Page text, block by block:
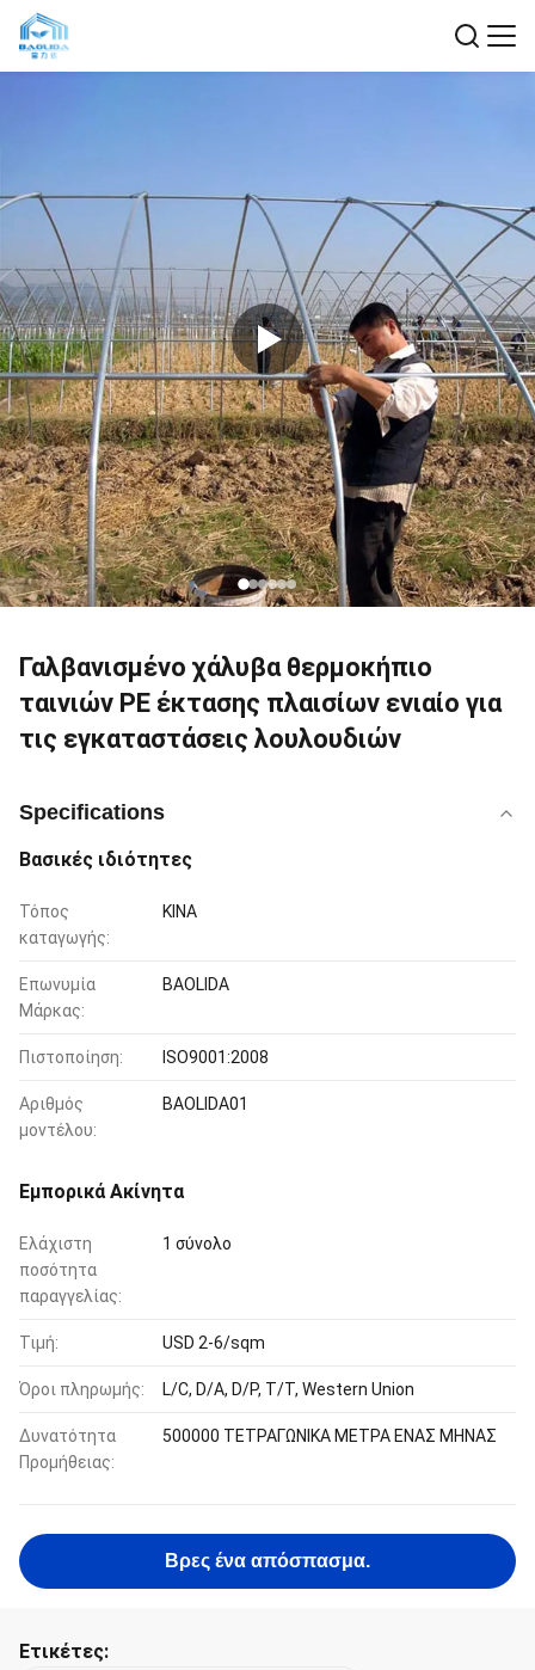
Γαλβανισμένο χάλυβα θερμοκήπιο
ταινιών PE έκτασης πλαισίων ενιαίο για
τις εγκαταστάσεις λουλουδιών
Specifications
Βασικές ιδιότητες
Τόπος
καταγωγής:
ΚΙΝΑ
Επωνυμία
Μάρκας:
BAOLIDA
Πιστοποίηση: ISO9001:2008
Αριθμός
μοντέλου:
BAOLIDA01
Εμπορικά Ακίνητα
Ελάχιστη
ποσότητα
παραγγελίας:
1 σύνολο
Τιμή: USD 2-6/sqm
Όροι πληρωμής: L/C, D/A, D/P, T/T, Western Union
Δυνατότητα
Προμήθειας:
500000 ΤΕΤΡΑΓΩΝΙΚΑ ΜΕΤΡΑ ΕΝΑΣ ΜΗΝΑΣ
Βρες ένα απόσπασμα.
Ετικέτες: